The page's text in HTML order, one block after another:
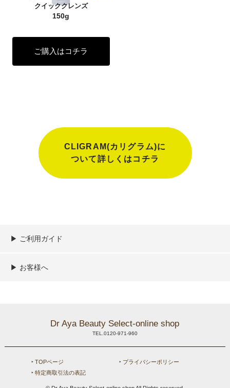
クイッククレンズ
150g
ご購入はコチラ
CLIGRAM(カリグラム)に
ついて詳しくはコチラ
▶︎ ご利用ガイド
ご利用ガイド
決済／配送／送料について
取り扱い商品一覧
顧客情報の取扱について
特定商取引法の表記
▶︎ お客様へ
Dr Aya Beauty Select-online shop
TEL.0120-971-960
‣ TOPページ
‣ プライバシーポリシー
‣ 特定商取引法の表記